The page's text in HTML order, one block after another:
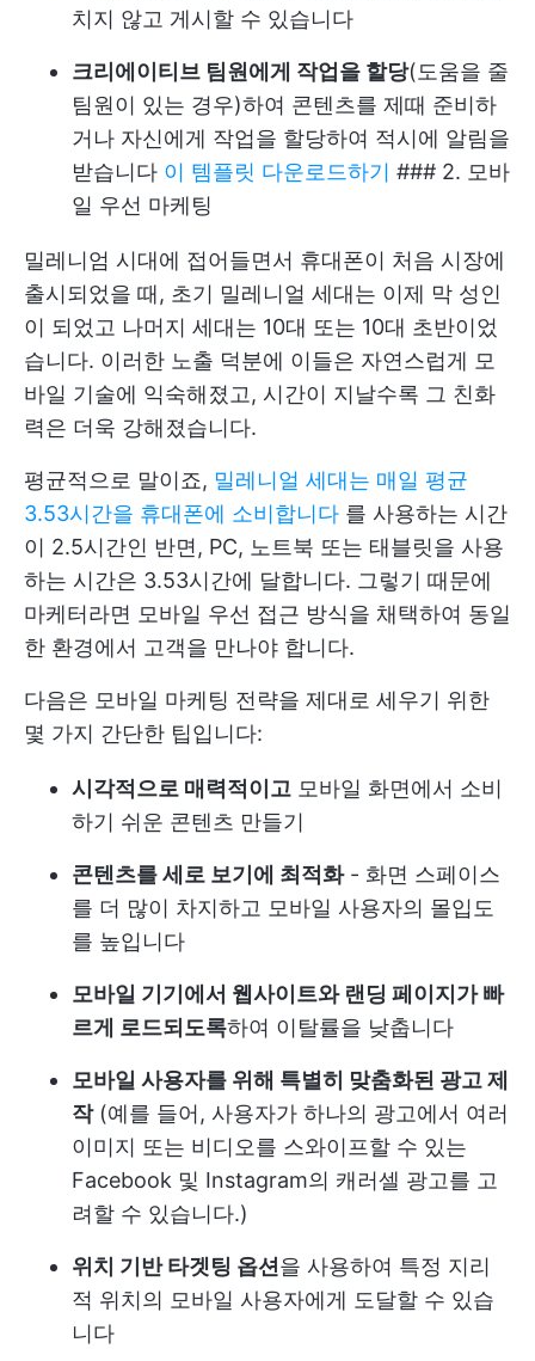
치지 않고 게시할 수 있습니다
크리에이티브 팀원에게 작업을 할당(도움을 줄
팀원이 있는 경우)하여 콘텐츠를 제때 준비하
거나 자신에게 작업을 할당하여 적시에 알림을
받습니다 이 템플릿 다운로드하기 ### 2. 모바
일 우선 마케팅
밀레니엄 시대에 접어들면서 휴대폰이 처음 시장에
출시되었을 때, 초기 밀레니얼 세대는 이제 막 성인
이 되었고 나머지 세대는 10대 또는 10대 초반이었
습니다. 이러한 노출 덕분에 이들은 자연스럽게 모
바일 기술에 익숙해졌고, 시간이 지날수록 그 친화
력은 더욱 강해졌습니다.
평균적으로 말이죠, 밀레니얼 세대는 매일 평균
3.53시간을 휴대폰에 소비합니다 를 사용하는 시간
이 2.5시간인 반면, PC, 노트북 또는 태블릿을 사용
하는 시간은 3.53시간에 달합니다. 그렇기 때문에
마케터라면 모바일 우선 접근 방식을 채택하여 동일
한 환경에서 고객을 만나야 합니다.
다음은 모바일 마케팅 전략을 제대로 세우기 위한
몇 가지 간단한 팁입니다:
시각적으로 매력적이고 모바일 화면에서 소비
하기 쉬운 콘텐츠 만들기
콘텐츠를 세로 보기에 최적화- 화면 스페이스
를 더 많이 차지하고 모바일 사용자의 몰입도
를 높입니다
모바일 기기에서 웹사이트와 랜딩 페이지가 빠
르게 로드되도록하여 이탈률을 낮춥니다
모바일 사용자를 위해 특별히 맞춤화된 광고 제
작(예를 들어, 사용자가 하나의 광고에서 여러
이미지 또는 비디오를 스와이프할 수 있는
Facebook 및 Instagram의 캐러셀 광고를 고
려할 수 있습니다.)
위치 기반 타겟팅 옵션을 사용하여 특정 지리
적 위치의 모바일 사용자에게 도달할 수 있습
니다